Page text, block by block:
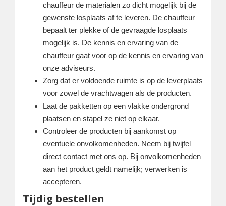
chauffeur de materialen zo dicht mogelijk bij de
gewenste losplaats af te leveren. De chauffeur
bepaalt ter plekke of de gevraagde losplaats
mogelijk is. De kennis en ervaring van de
chauffeur gaat voor op de kennis en ervaring van
onze adviseurs.
Zorg dat er voldoende ruimte is op de leverplaats
voor zowel de vrachtwagen als de producten.
Laat de pakketten op een vlakke ondergrond
plaatsen en stapel ze niet op elkaar.
Controleer de producten bij aankomst op
eventuele onvolkomenheden. Neem bij twijfel
direct contact met ons op. Bij onvolkomenheden
aan het product geldt namelijk; verwerken is
accepteren.
Tijdig bestellen